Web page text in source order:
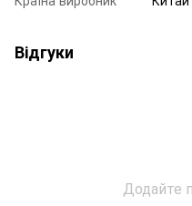
Відгуки
Додайте